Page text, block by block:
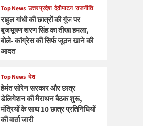
Top News उत्तर प्रदेश देवीपाटन राजनीति
राहुल गांधी की छात्रों की गूंज पर
बृजभूषण शरण सिंह का तीखा हमला,
बोले- कांग्रेस की सिर्फ जूठन खाने की
आदत
Top News देश
हेमंत सोरेन सरकार और छात्र
डेलिगेशन की मैराथन बैठक शुरू,
मंत्रियों के साथ 10 छात्र प्रतिनिधियों
की वार्ता जारी